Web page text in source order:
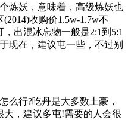
妖，意味着，高级炼妖也
收购价1.5w-1.7w不
出混冰忘物一般是2:1到5:1
现在，建议屯一些，不过别
行?吃丹是大多数土豪，
，建议多屯!需要的人会很